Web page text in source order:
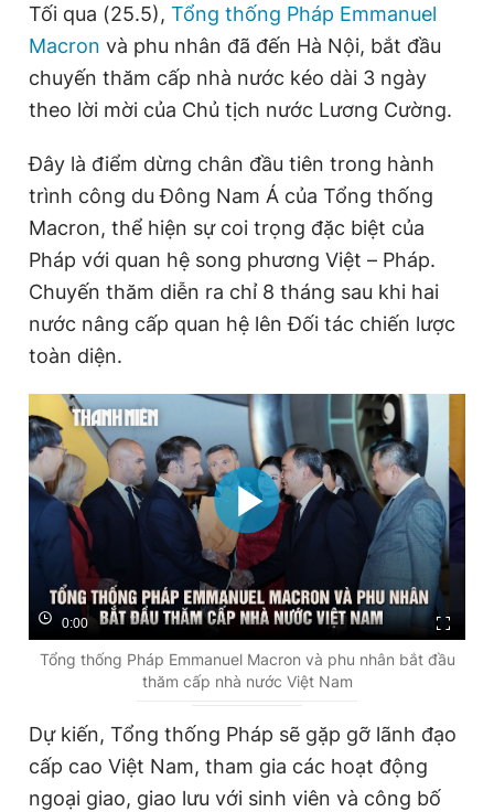
Tối qua (25.5), Tổng thống Pháp Emmanuel
Macron và phu nhân đã đến Hà Nội, bắt đầu
chuyến thăm cấp nhà nước kéo dài 3 ngày
theo lời mời của Chủ tịch nước Lương Cường.
Đây là điểm dừng chân đầu tiên trong hành
trình công du Đông Nam Á của Tổng thống
Macron, thể hiện sự coi trọng đặc biệt của
Pháp với quan hệ song phương Việt – Pháp.
Chuyến thăm diễn ra chỉ 8 tháng sau khi hai
nước nâng cấp quan hệ lên Đối tác chiến lược
toàn diện.
0:00
Tổng thống Pháp Emmanuel Macron và phu nhân bắt đầu
thăm cấp nhà nước Việt Nam
Dự kiến, Tổng thống Pháp sẽ gặp gỡ lãnh đạo
cấp cao Việt Nam, tham gia các hoạt động
ngoại giao, giao lưu với sinh viên và công bố